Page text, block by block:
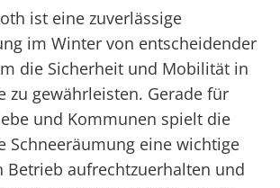
ist eine zuverlässige
im Winter von entscheidender
die Sicherheit und Mobilität in
zu gewährleisten. Gerade für
und Kommunen spielt die
Schneeräumung eine wichtige
Betrieb aufrechtzuerhalten und